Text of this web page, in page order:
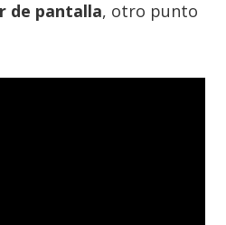
de pantalla, otro punto